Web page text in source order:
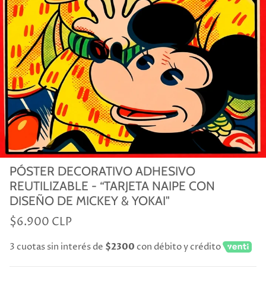
PÓSTER DECORATIVO ADHESIVO
REUTILIZABLE - “TARJETA NAIPE CON
DISEÑO DE MICKEY & YOKAI"
$6.900 CLP
3 cuotas sin interés de $2300 con débito y crédito